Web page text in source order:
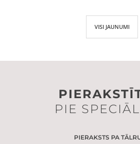
VISI JAUNUMI
PIE
PIERAKSTS PA